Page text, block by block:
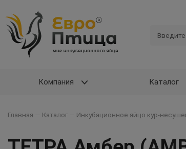
Компания Каталог
Главная — Каталог — Инкубационное яйцо кур-